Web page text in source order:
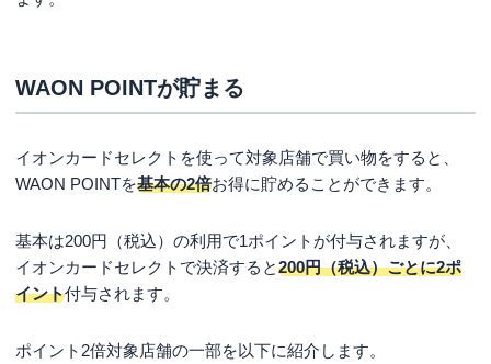
WAON POINTが貯まる
イオンカードセレクトを使って対象店舗で買い物をすると、
WAON POINTを基本の2倍お得に貯めることができます。
基本は200円（税込）の利用で1ポイントが付与されますが、
イオンカードセレクトで決済すると200円（税込）ごとに2ポ
イント付与されます。
ポイント2倍対象店舗の一部を以下に紹介します。